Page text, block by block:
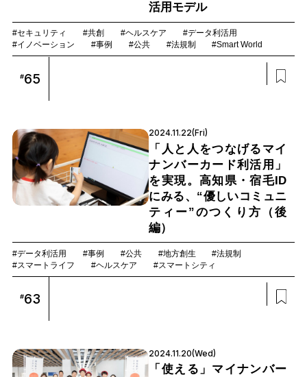
活用モデル
#セキュリティ #共創 #ヘルスケア
#データ利活用
#イノベーション
#事例 #公共 #法規制 #Smart World
#65
2024.11.22(Fri)
「人と人をつなげるマイ
ナンバーカード利活用」
を実現。高知県・宿毛ID
にみる、“優しいコミュニ
ティー”のつくり方（後
編）
#データ利活用 #事例 #公共 #地方創生
#法規制
#スマートライフ
#ヘルスケア #スマートシティ
#63
2024.11.20(Wed)
「使える」マイナンバー